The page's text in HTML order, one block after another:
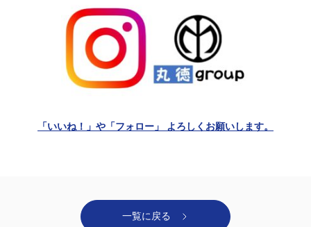
「いいね！」や「フォロー」 よろしくお願いします。
一覧に戻る